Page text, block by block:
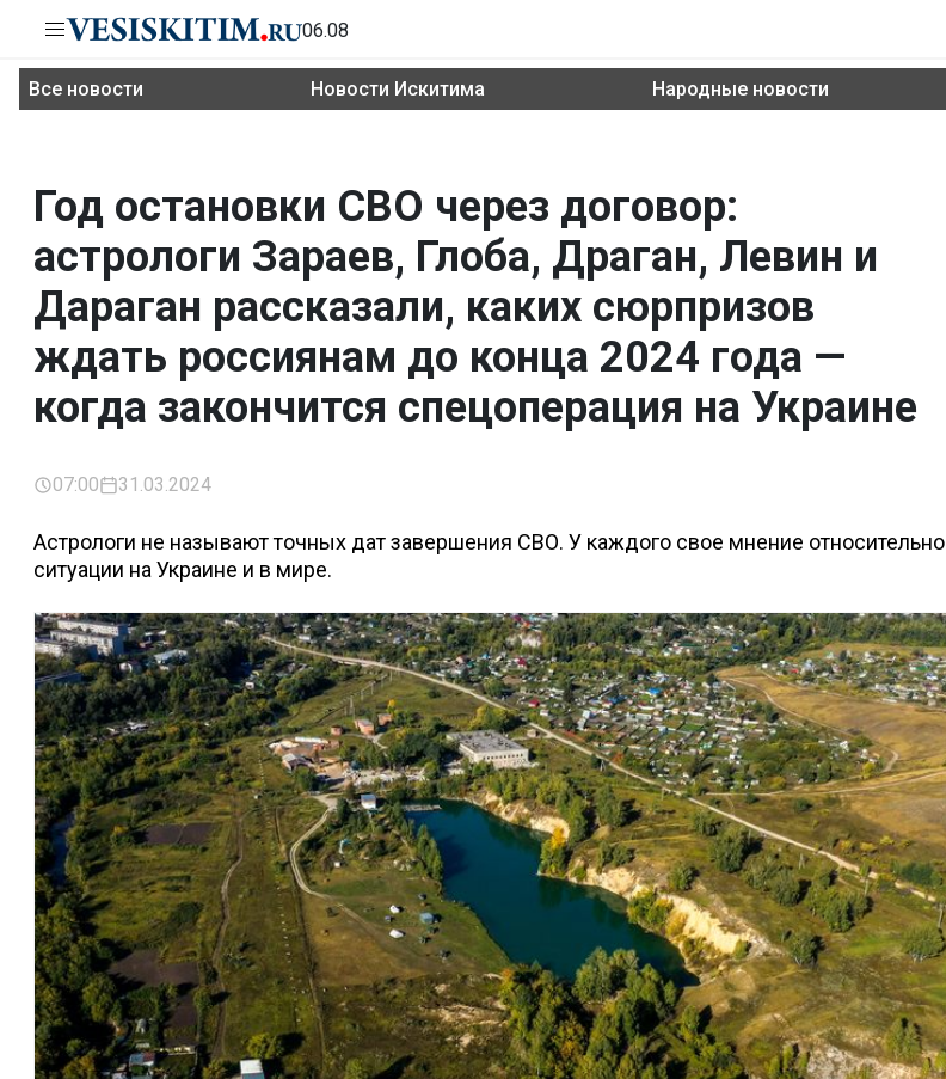
06.08
Все новости Новости Искитима Народные новости
Год остановки СВО через договор:
астрологи Зараев, Глоба, Драган, Левин и
Дараган рассказали, каких сюрпризов
ждать россиянам до конца 2024 года —
когда закончится спецоперация на Украине
07:00 31.03.2024
Астрологи не называют точных дат завершения СВО. У каждого свое мнение относительно
ситуации на Украине и в мире.